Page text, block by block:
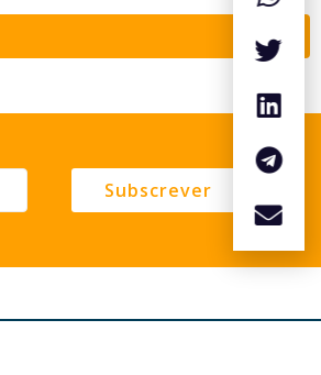
Subscrever